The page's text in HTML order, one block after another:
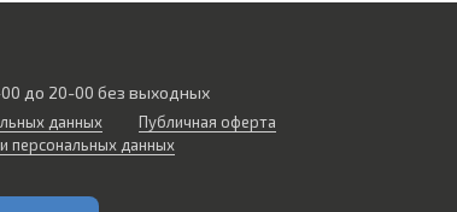
до 20-00 без выходных
данных
Публичная оферта
персональных данных